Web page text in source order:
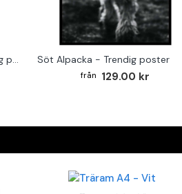
Monkey on the Drums - Trendig poster Söt Alpacka - Trendig poster
129.00 kr